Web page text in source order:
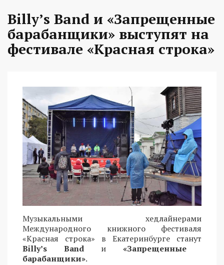
Billy’s Band и «Запрещенные
барабанщики» выступят на
фестивале «Красная строка»
Музыкальными хедлайнерами
Международного книжного фестиваля
«Красная строка» в Екатеринбурге станут
Billy’s Band и «Запрещенные
барабанщики».